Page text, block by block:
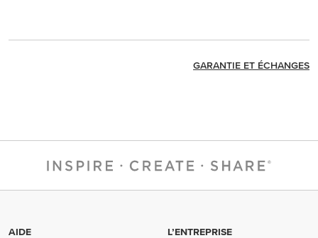
GARANTIE ET ÉCHANGES
AIDE L’ENTREPRISE